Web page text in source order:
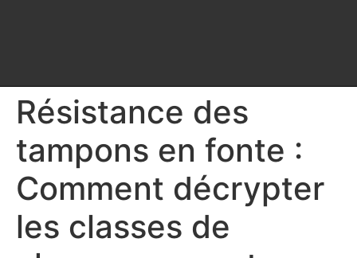
Résistance des
tampons en fonte :
Comment décrypter
les classes de